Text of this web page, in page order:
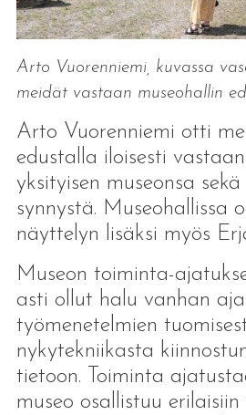
Arto Vuorenniemi, kuvassa
meidät vastaan museohallin
Arto Vuorenniemi otti
edustalla iloisesti
yksityisen museonsa
synnystä. Museohallissa
näyttelyn lisäksi myös
Museon toiminta-
asti ollut halu vanhan
työmenetelmien
nykytekniikasta
tietoon. Toiminta
museo osallistuu